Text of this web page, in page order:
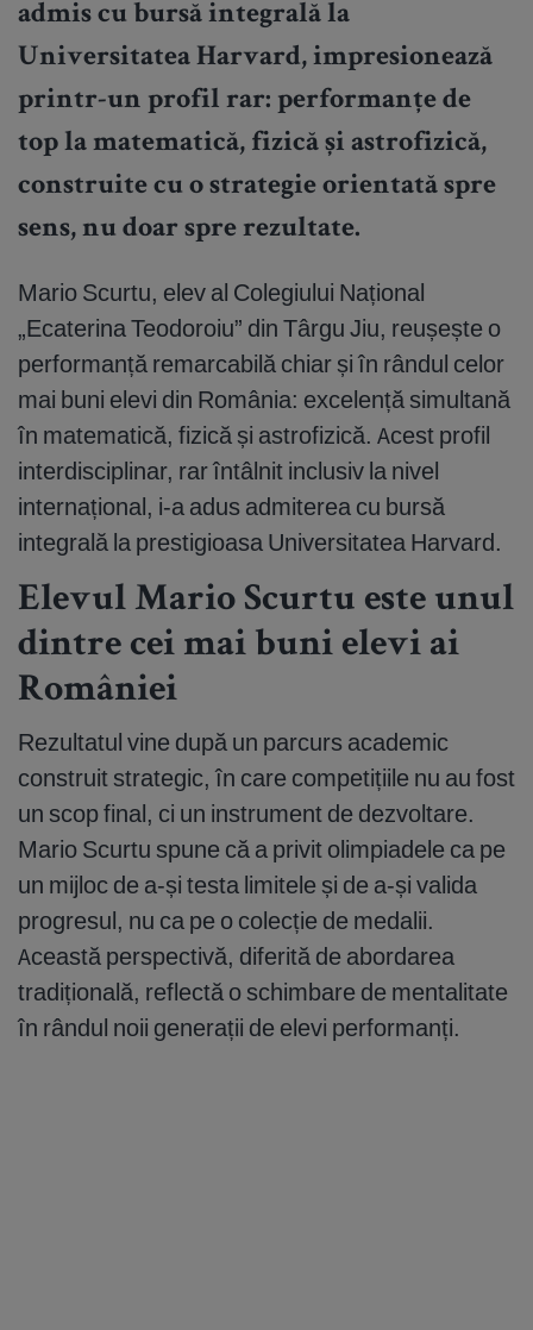
admis cu bursă integrală la
Universitatea Harvard, impresionează
printr-un profil rar: performanțe de
top la matematică, fizică și astrofizică,
construite cu o strategie orientată spre
sens, nu doar spre rezultate.
Mario Scurtu, elev al Colegiului Național
„Ecaterina Teodoroiu” din Târgu Jiu, reușește o
performanță remarcabilă chiar și în rândul celor
mai buni elevi din România: excelență simultană
în matematică, fizică și astrofizică. Acest profil
interdisciplinar, rar întâlnit inclusiv la nivel
internațional, i-a adus admiterea cu bursă
integrală la prestigioasa Universitatea Harvard.
Elevul Mario Scurtu este unul
dintre cei mai buni elevi ai
României
Rezultatul vine după un parcurs academic
construit strategic, în care competițiile nu au fost
un scop final, ci un instrument de dezvoltare.
Mario Scurtu spune că a privit olimpiadele ca pe
un mijloc de a-și testa limitele și de a-și valida
progresul, nu ca pe o colecție de medalii.
Această perspectivă, diferită de abordarea
tradițională, reflectă o schimbare de mentalitate
în rândul noii generații de elevi performanți.